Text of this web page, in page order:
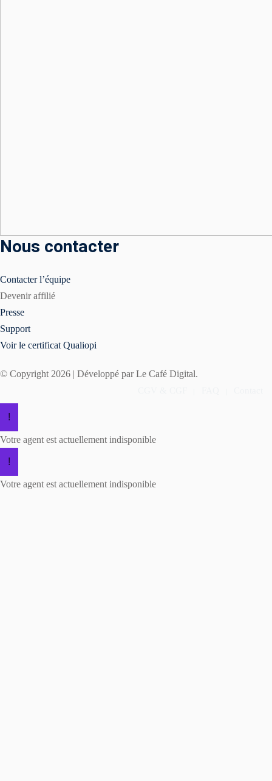
& digital
d’image
Nous contacter
Contacter l’équipe
Devenir affilié
Presse
Support
Voir le certificat Qualiopi
© Copyright 2026 | Développé par Le Café Digital.
!
Votre agent est actuellement indisponible
!
Votre agent est actuellement indisponible